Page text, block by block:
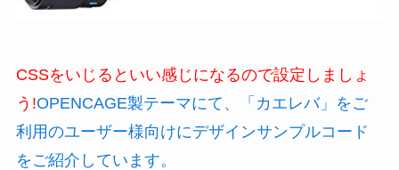
CSSをいじるといい感じになるので設定しましょ
う!OPENCAGE製テーマにて、「カエレバ」をご
利用のユーザー様向けにデザインサンプルコード
をご紹介しています。